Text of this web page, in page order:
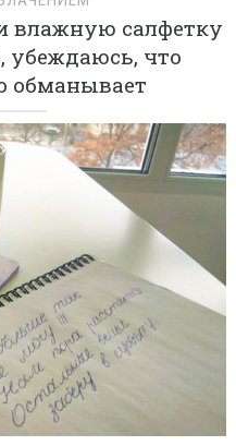
влажную салфетку
убеждаюсь, что
обманывает